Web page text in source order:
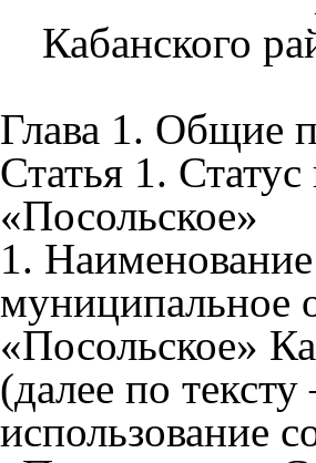
Кабанского
Глава 1. Общие
Статья 1.
«Посольское»
1.
муниципальное
«Посольское»
(далее по
использование